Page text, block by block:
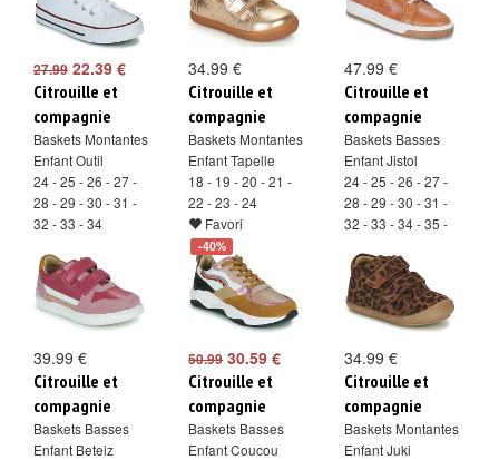
27.99 22.39 €
Citrouille et
compagnie
Baskets Montantes
Enfant Outil
24 - 25 - 26 - 27 -
28 - 29 - 30 - 31 -
32 - 33 - 34
34.99 €
Citrouille et
compagnie
Baskets Montantes
Enfant Tapelle
18 - 19 - 20 - 21 -
22 - 23 - 24
Favori
47.99 €
Citrouille et
compagnie
Baskets Basses
Enfant Jistol
24 - 25 - 26 - 27 -
28 - 29 - 30 - 31 -
32 - 33 - 34 - 35 -
Favori
39.99 €
Citrouille et
compagnie
Baskets Basses
Enfant Beteiz
-40%
50.9930.59 €
Citrouille et
compagnie
Baskets Basses
Enfant Coucou
34.99 €
Citrouille et
compagnie
Baskets Montantes
Enfant Juki